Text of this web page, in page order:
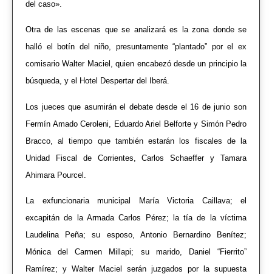
del caso».
Otra de las escenas que se analizará es la zona donde se
halló el botín del niño, presuntamente “plantado” por el ex
comisario Walter Maciel, quien encabezó desde un principio la
búsqueda, y el Hotel Despertar del Iberá.
Los jueces que asumirán el debate desde el 16 de junio son
Fermín Amado Ceroleni, Eduardo Ariel Belforte y Simón Pedro
Bracco, al tiempo que también estarán los fiscales de la
Unidad Fiscal de Corrientes, Carlos Schaeffer y Tamara
Ahimara Pourcel.
La exfuncionaria municipal María Victoria Caillava; el
excapitán de la Armada Carlos Pérez; la tía de la víctima
Laudelina Peña; su esposo, Antonio Bernardino Benítez;
Mónica del Carmen Millapi; su marido, Daniel “Fierrito”
Ramírez; y Walter Maciel serán juzgados por la supuesta